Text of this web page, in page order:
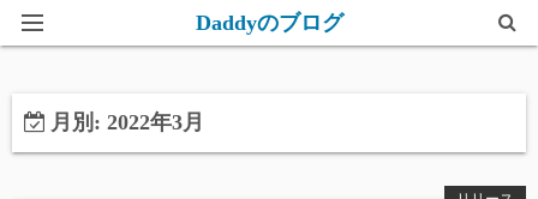
Daddyのブログ
このブログについて
月別: 2022年3月